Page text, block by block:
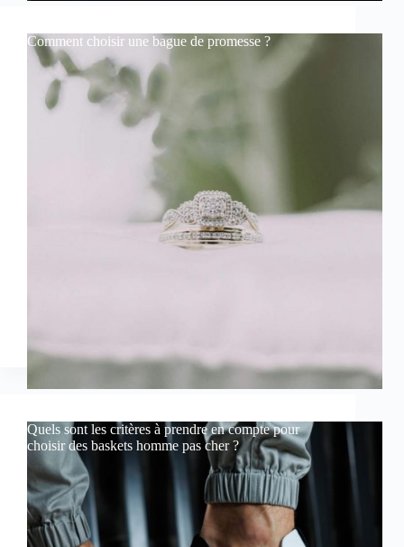
Comment choisir une bague de promesse ?
Quels sont les critères à prendre en compte pour
choisir des baskets homme pas cher ?